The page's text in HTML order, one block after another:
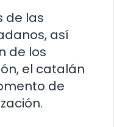
de las
así
de los
el catalán
de